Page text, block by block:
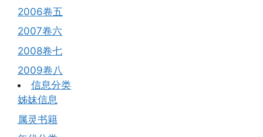
2006卷五
2007卷六
2008卷七
2009卷八
信息分类
姊妹信息
属灵书籍